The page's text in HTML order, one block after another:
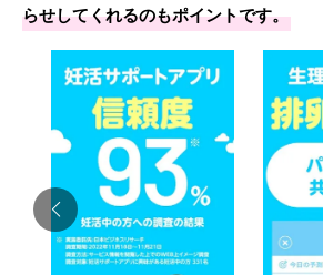
らせしてくれるのもポイントです。